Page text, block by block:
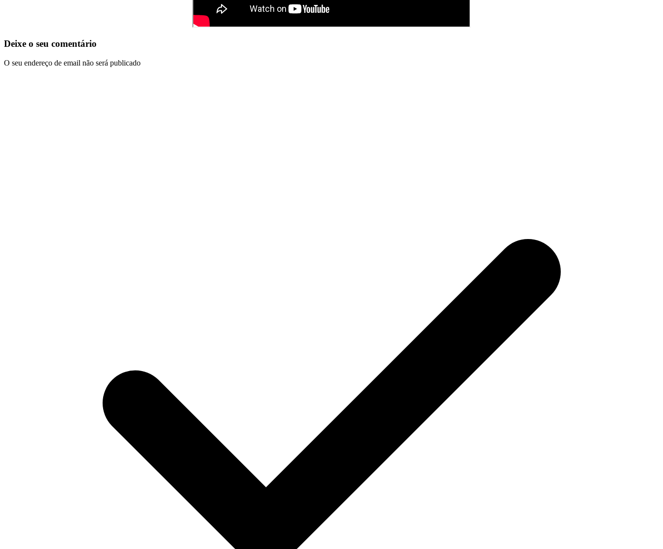
Deixe o seu comentário
O seu endereço de email não será publicado